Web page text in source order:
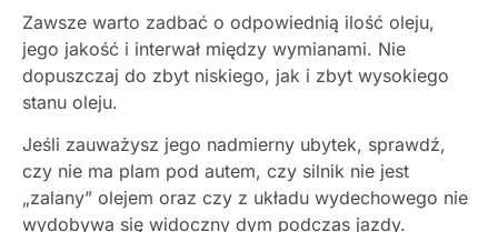
Zawsze warto zadbać o odpowiednią ilość oleju,
jego jakość i interwał między wymianami. Nie
dopuszczaj do zbyt niskiego, jak i zbyt wysokiego
stanu oleju.
Jeśli zauważysz jego nadmierny ubytek, sprawdź,
czy nie ma plam pod autem, czy silnik nie jest
„zalany” olejem oraz czy z układu wydechowego nie
wydobywa się widoczny dym podczas jazdy.